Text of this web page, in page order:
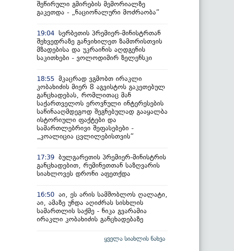
შეწირული გმირების მემორიალზე
გაკეთდა - „ნაციონალური მოძრაობა“
19:04 სერბეთის პრემიერ-მინისტრთან
შეხვედრაზე განვიხილეთ ზამთრისთვის
მზადებისა და უკრაინის აღდგენის
საკითხები - ვოლოდიმირ ზელენსკი
18:55 მკაცრად ვგმობთ ირაკლი
კობახიძის მიერ 8 აგვისტოს გაკეთებულ
განცხადებას, რომლითაც მან
საქართველოს ეროვნული ინტერესების
საწინააღმდეგოდ შეგნებულად გააყალბა
ისტორიული ფაქტები და
სამართლებრივი შეფასებები -
„კოალიცია ცვლილებისთვის“
17:39 ბულგარეთის პრემიერ-მინისტრის
განცხადებით, რუმინეთთან საზღვარის
სიახლოვეს დრონი აფეთქდა
16:50 აი, ეს არის სამშობლოს ღალატი,
აი, ამაზე უნდა აღიძრას სისხლის
სამართლის საქმე - ნიკა გვარამია
ირაკლი კობახიძის განცხადებაზე
ყველა სიახლის ნახვა